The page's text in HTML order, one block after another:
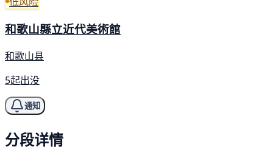
和歌山縣立近代美術館
和歌山县
5起出没
通知
分段详情